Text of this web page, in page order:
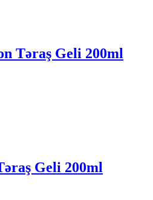
Təraş Geli 200ml
Geli 200ml